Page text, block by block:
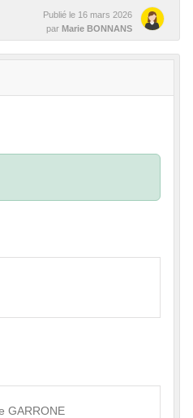
Publié le 16 mars 2026
par Marie BONNANS
GARRONE